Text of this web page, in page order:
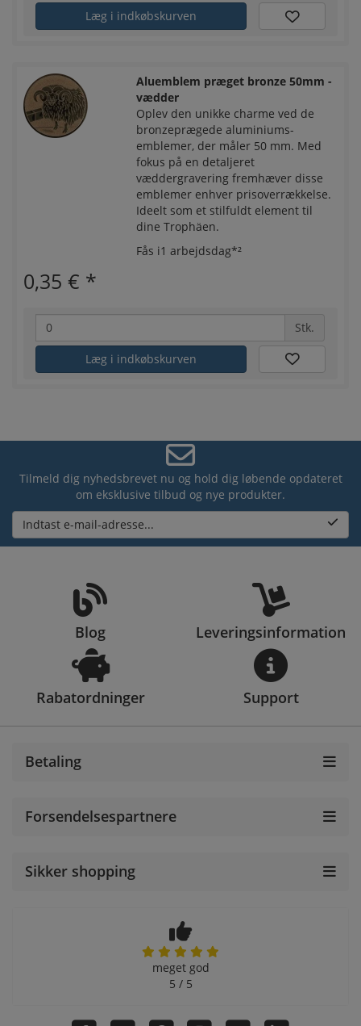
Læg i indkøbskurven
Aluemblem præget bronze 50mm -
vædder
Oplev den unikke charme ved de
bronzeprægede aluminiums-
emblemer, der måler 50 mm. Med
fokus på en detaljeret
væddergravering fremhæver disse
emblemer enhver prisoverrækkelse.
Ideelt som et stilfuldt element til
dine Trophäen.
Fås i1 arbejdsdag*²
0,35 € *
Stk.
Læg i indkøbskurven
Tilmeld dig nyhedsbrevet nu og hold dig løbende opdateret
om eksklusive tilbud og nye produkter.
Indtast e-mail-adresse...
Blog Leveringsinformation
Rabatordninger Support
Betaling
Forsendelsespartnere
Sikker shopping
meget god
5 / 5